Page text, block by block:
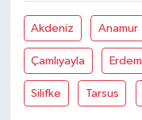
Akdeniz Anamur
Çamlıyayla
Silifke Tarsus